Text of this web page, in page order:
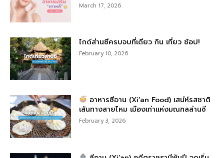
March 17, 2026
ไกด์ส่านซีครบจบที่เดียว กิน เที่ยว ช้อป!
February 10, 2026
อาหารซีอาน (Xi’an Food) เสน่ห์รสชาติ
เส้นทางสายไหม เมืองเก่าแห่งมณฑลส่านซี
February 3, 2026